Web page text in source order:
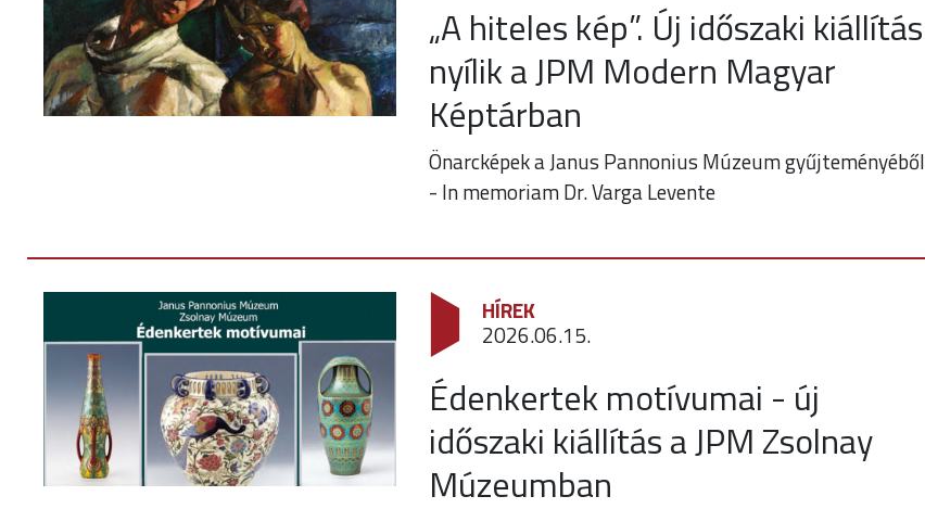
„A hiteles kép”. Új időszaki kiállítás
nyílik a JPM Modern Magyar
Képtárban
Önarcképek a Janus Pannonius Múzeum gyűjteményéből
- In memoriam Dr. Varga Levente
HÍREK
2026.06.15.
Édenkertek motívumai - új
időszaki kiállítás a JPM Zsolnay
Múzeumban